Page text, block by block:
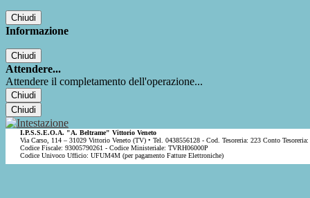
Chiudi
Informazione
Chiudi
Attendere...
Attendere il completamento dell'operazione...
Chiudi
Chiudi
I.P.S.S.E.O.A. "A. Beltrame" Vittorio Veneto
Via Carso, 114 – 31029 Vittorio Veneto (TV) • Tel. 0438556128 - Cod. Tesoreria: 223 Conto
Codice Fiscale: 93005790261 - Codice Ministeriale: TVRH06000P
Codice Univoco Ufficio: UFUM4M (per pagamento Fatture Elettroniche)